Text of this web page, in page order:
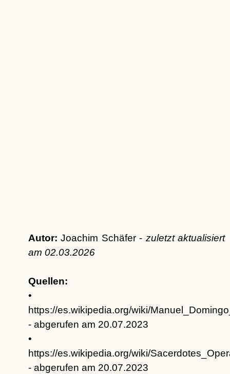
Autor: Joachim Schäfer - zuletzt aktualisiert
am 02.03.2026
Quellen:
•
https://es.wikipedia.org/wiki/
- abgerufen am 20.07.2023
•
https://es.wikipedia.org/wiki/
- abgerufen am 20.07.2023